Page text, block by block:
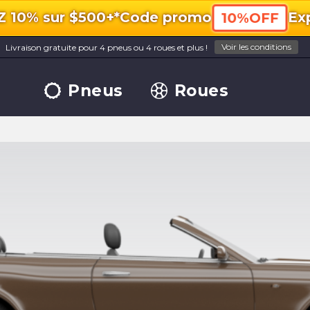
10% sur $500+*Code promo 10%OFF
Livraison gratuite pour 4 pneus ou 4 roues et plus ! Voir les conditions
Pneus Roues